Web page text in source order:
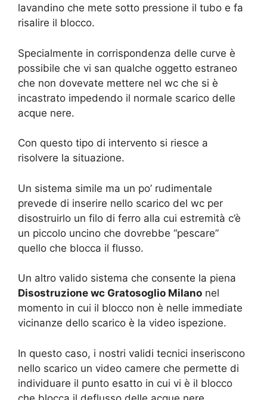
lavandino che mete sotto pressione il tubo e fa
risalire il blocco.
Specialmente in corrispondenza delle curve è
possibile che vi san qualche oggetto estraneo
che non dovevate mettere nel wc che si è
incastrato impedendo il normale scarico delle
acque nere.
Con questo tipo di intervento si riesce a
risolvere la situazione.
Un sistema simile ma un po’ rudimentale
prevede di inserire nello scarico del wc per
disostruirlo un filo di ferro alla cui estremità c’è
un piccolo uncino che dovrebbe “pescare”
quello che blocca il flusso.
Un altro valido sistema che consente la piena
Disostruzione wc Gratosoglio Milano nel
momento in cui il blocco non è nelle immediate
vicinanze dello scarico è la video ispezione.
In questo caso, i nostri validi tecnici inseriscono
nello scarico un video camere che permette di
individuare il punto esatto in cui vi è il blocco